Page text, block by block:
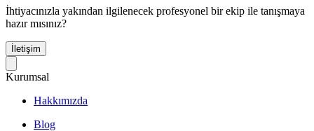
İhtiyacınızla yakından ilgilenecek profesyonel bir ekip ile tanışmaya
hazır mısınız?
İletişim
Kurumsal
Hakkımızda
Blog